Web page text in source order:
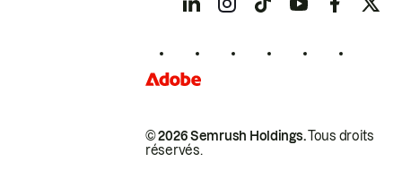
© 2026 Semrush Holdings.Tous droits
réservés.